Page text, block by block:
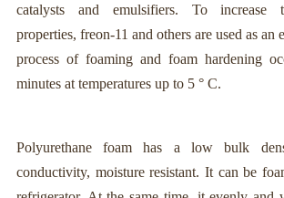
catalysts and emulsifiers. To increase
properties, freon-11 and others are used as an
process of foaming and foam hardening
minutes at temperatures up to 5 ° C.
Polyurethane foam has a low bulk
conductivity, moisture resistant. It can be